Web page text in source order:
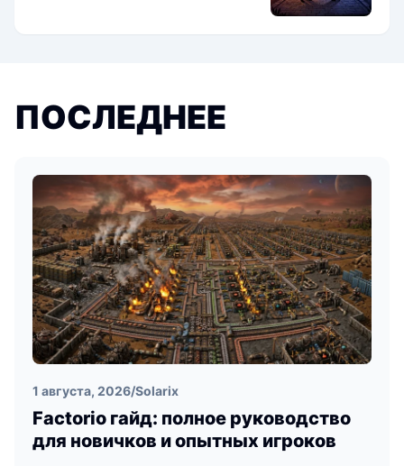
ПОСЛЕДНЕЕ
1 августа, 2026/Solarix
Factorio гайд: полное руководство
для новичков и опытных игроков